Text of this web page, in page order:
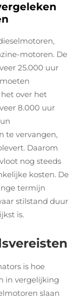
motoren. De
25.000 uur
over het
8.000 uur
te vervangen,
Daarom
nog steeds
kosten. De
termijn
stilstand duur
is.
is hoe
in vergelijking
slaan